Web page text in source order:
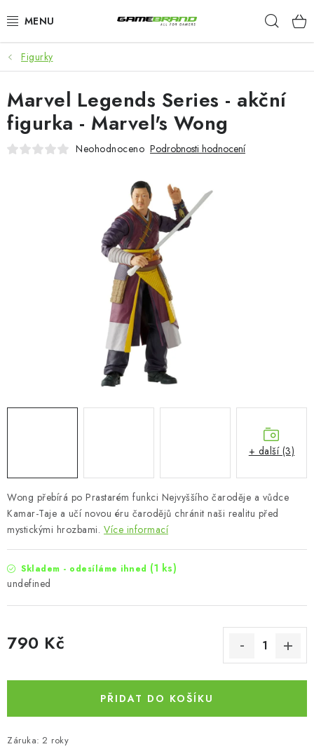
na
KATEGORIE
FILMY A SERIÁLY
HRY
Doprava a platba
Figurky
Wong přebírá po Prastarém funkci Nejvyššího čaroděje a vůdce
Kamar-Taje a učí novou éru čarodějů chránit naši realitu před
mystickými hrozbami. Více informací
Skladem - odesíláme ihned (1 ks)
undefined
790 Kč
PŘIDAT DO KOŠÍKU
Záruka: 2 roky
Marvel Legends Series - akční
figurka - Marvel's Wong
Neohodnoceno Podrobnosti hodnocení
+ další (3)